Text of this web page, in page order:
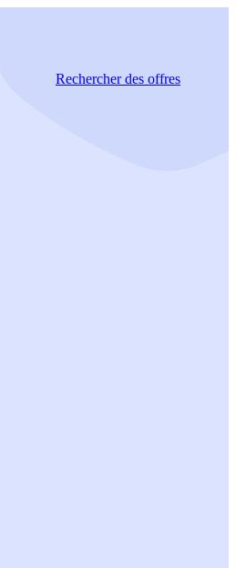
Rechercherdes offres